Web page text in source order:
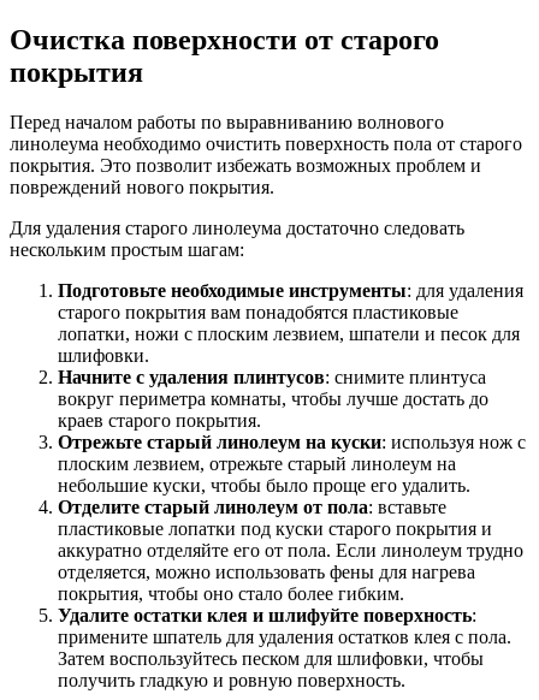
Очистка поверхности от старого
покрытия
Перед началом работы по выравниванию волнового
линолеума необходимо очистить поверхность пола от старого
покрытия. Это позволит избежать возможных проблем и
повреждений нового покрытия.
Для удаления старого линолеума достаточно следовать
нескольким простым шагам:
Подготовьте необходимые инструменты: для удаления
старого покрытия вам понадобятся пластиковые
лопатки, ножи с плоским лезвием, шпатели и песок для
шлифовки.
Начните с удаления плинтусов: снимите плинтуса
вокруг периметра комнаты, чтобы лучше достать до
краев старого покрытия.
Отрежьте старый линолеум на куски: используя нож с
плоским лезвием, отрежьте старый линолеум на
небольшие куски, чтобы было проще его удалить.
Отделите старый линолеум от пола: вставьте
пластиковые лопатки под куски старого покрытия и
аккуратно отделяйте его от пола. Если линолеум трудно
отделяется, можно использовать фены для нагрева
покрытия, чтобы оно стало более гибким.
Удалите остатки клея и шлифуйте поверхность:
примените шпатель для удаления остатков клея с пола.
Затем воспользуйтесь песком для шлифовки, чтобы
получить гладкую и ровную поверхность.